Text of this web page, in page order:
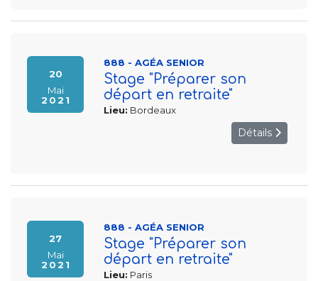
20
Mai
2021
888 - AGÉA SENIOR
Stage "Préparer son
départ en retraite"
Lieu: Bordeaux
Détails
27
Mai
2021
888 - AGÉA SENIOR
Stage "Préparer son
départ en retraite"
Lieu: Paris